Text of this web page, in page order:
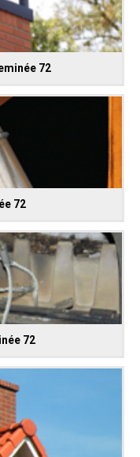
72
72
72